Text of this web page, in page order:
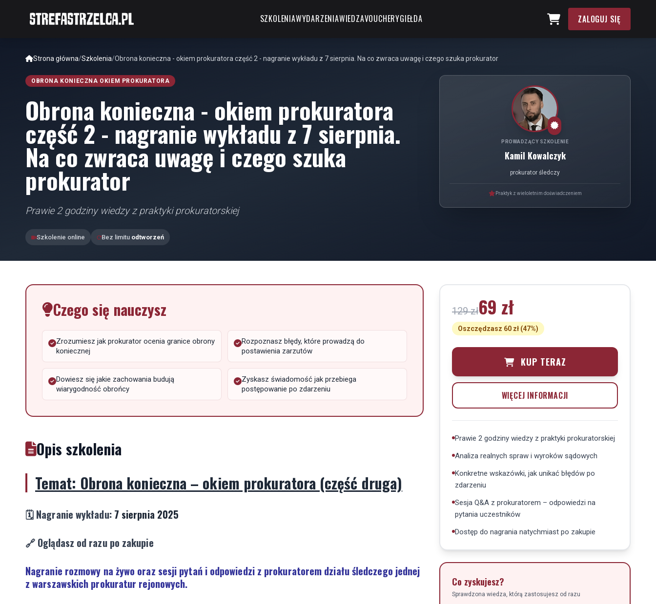
SZKOLENIAWYDARZENIAWIEDZAVOUCHERYGIEŁDA ZALOGUJ SIĘ
Strona główna/Szkolenia/Obrona konieczna - okiem prokuratora część 2 - nagranie wykładu z 7 sierpnia. Na co zwraca uwagę i czego szuka prokurator
OBRONA KONIECZNA OKIEM PROKURATORA
Obrona konieczna - okiem prokuratora
część 2 - nagranie wykładu z 7 sierpnia.
Na co zwraca uwagę i czego szuka
prokurator
Prawie 2 godziny wiedzy z praktyki prokuratorskiej
Szkolenie online Bez limitu odtworzeń
PROWADZĄCY SZKOLENIE
Kamil Kowalczyk
prokurator śledczy
Praktyk z wieloletnim doświadczeniem
Czego się nauczysz
Zrozumiesz jak prokurator ocenia granice obrony
koniecznej
Rozpoznasz błędy, które prowadzą do
postawienia zarzutów
Dowiesz się jakie zachowania budują
wiarygodność obrońcy
Zyskasz świadomość jak przebiega
postępowanie po zdarzeniu
Opis szkolenia
Temat: Obrona konieczna – okiem prokuratora (część druga)
🗓️ Nagranie wykładu:7 sierpnia 2025
🔗 Oglądasz od razu po zakupie
Nagranie rozmowy na żywo oraz sesji pytań i odpowiedzi z prokuratorem działu śledczego jednej
z warszawskich prokuratur rejonowych.
129 zł69 zł
Oszczędzasz 60 zł (47%)
KUP TERAZ
WIĘCEJ INFORMACJI
Prawie 2 godziny wiedzy z praktyki prokuratorskiej
Analiza realnych spraw i wyroków sądowych
Konkretne wskazówki, jak unikać błędów po
zdarzeniu
Sesja Q&A z prokuratorem – odpowiedzi na
pytania uczestników
Dostęp do nagrania natychmiast po zakupie
Co zyskujesz?
Sprawdzona wiedza, którą zastosujesz od razu